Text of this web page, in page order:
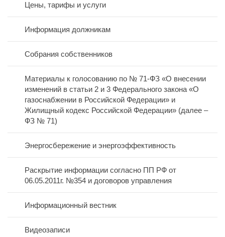
Режим работы
Схема проезда
Лицензия
Дислокация по участкам
Вакансии
Открытые конкурсы
Политика персональных данных
Полезная информация
Договоры управления
Новости
Контакты
Цены, тарифы и услуги
Информация должникам
Собрания собственников
Материалы к голосованию по № 71-ФЗ «О внесении
изменений в статьи 2 и 3 Федерального закона «О
газоснабжении в Российской Федерации» и
Жилищный кодекс Российской Федерации» (далее –
ФЗ № 71)
Энергосбережение и энергоэффективность
Раскрытие информации согласно ПП РФ от
06.05.2011г. №354 и договоров управления
Информационный вестник
Видеозаписи